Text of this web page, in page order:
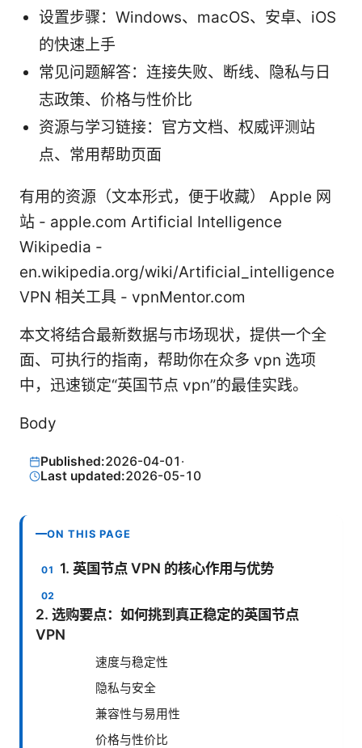
设置步骤：Windows、macOS、安卓、iOS
的快速上手
常见问题解答：连接失败、断线、隐私与日
志政策、价格与性价比
资源与学习链接：官方文档、权威评测站
点、常用帮助页面
有用的资源（文本形式，便于收藏） Apple 网
站 - apple.com Artificial Intelligence
Wikipedia -
en.wikipedia.org/wiki/Artificial_intelligence
VPN 相关工具 - vpnMentor.com
本文将结合最新数据与市场现状，提供一个全
面、可执行的指南，帮助你在众多 vpn 选项
中，迅速锁定“英国节点 vpn”的最佳实践。
Body
Published:2026-04-01 ·
Last updated:2026-05-10
ON THIS PAGE
1. 英国节点 VPN 的核心作用与优势
2. 选购要点：如何挑到真正稳定的英国节点
VPN
速度与稳定性
隐私与安全
兼容性与易用性
价格与性价比